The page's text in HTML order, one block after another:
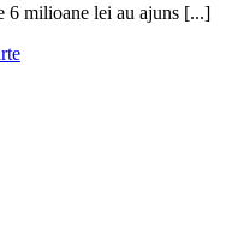
6 milioane lei au ajuns [...]